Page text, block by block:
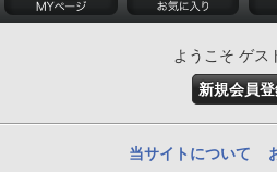
ようこそ ゲス
新規会員
当サイトについて